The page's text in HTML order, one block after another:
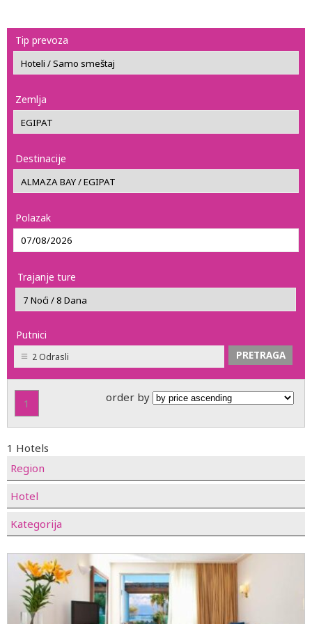
Tip prevoza
Zemlja
Destinacije
Polazak
Trajanje ture
Putnici
2 Odrasli
1 order by
1 Hotels
Region
Hotel
Kategorija